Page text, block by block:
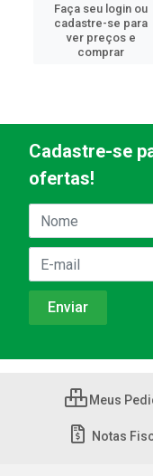
Faça seu login ou
cadastre-se para
ver preços e
comprar
Cadastre-se
ofertas!
Meus
Notas